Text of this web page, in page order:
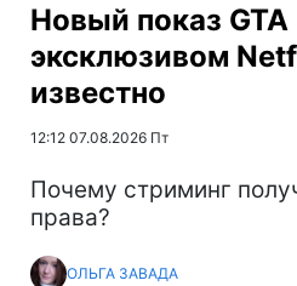
Новый показ GTA
эксклюзивом
известно
12:12 07.08.2026 Пт
Почему стриминг
права?
ОЛЬГА ЗАВАДА